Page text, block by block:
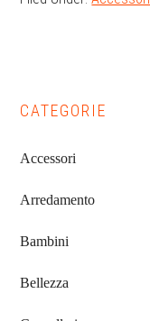
Primary
Sidebar
CATEGORIE
Accessori
Arredamento
Bambini
Bellezza